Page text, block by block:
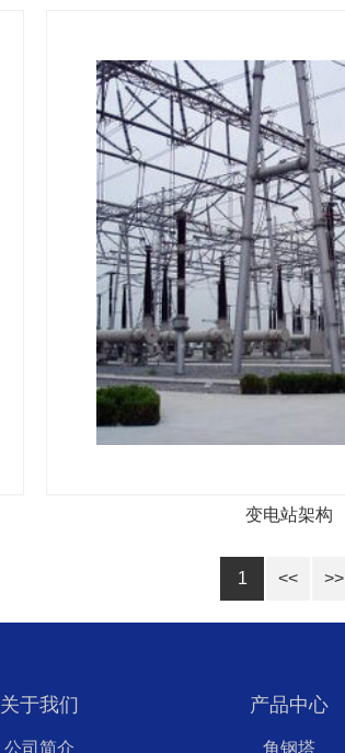
变电站架构
1 << >>
关于我们
公司简介
产品中心
角钢塔